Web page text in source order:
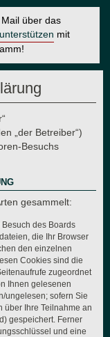
über das
mit
„der Betreiber“)
Besuchs
gesammelt:
des Boards
die Ihr Browser
den einzelnen
Cookies sind die
zugeordnet
Ihnen gelesenen
ungelesen; sofern Sie
über Ihre Teilnahme an
gespeichert. Ferner
und eine